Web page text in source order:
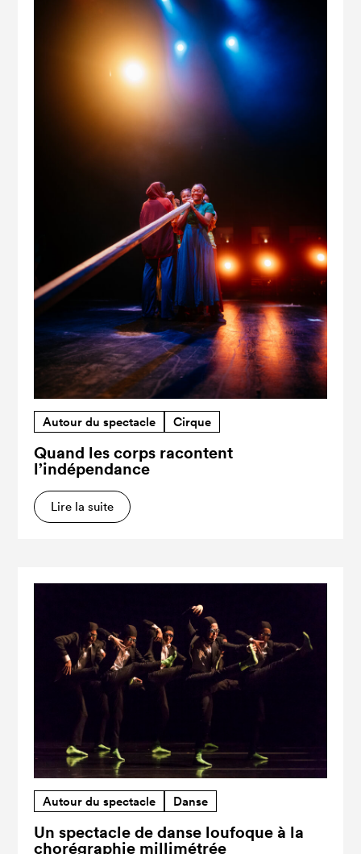
Autour du spectacle Cirque
Quand les corps racontent
l’indépendance
Lire la suite
Autour du spectacle Danse
Un spectacle de danse loufoque à la
chorégraphie millimétrée